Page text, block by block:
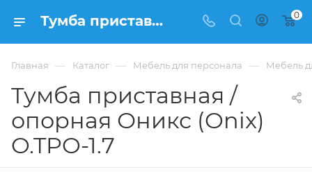
Тумба приставная / опорная Оникс (Onix) O.TPO-1.7 из ЛДСП купить в Москве, цена 13 592 ₽ - интернет-магазин ФРАНКОМ 0
Главная — Каталог — Мебель для персонала — Мебель
Тумба приставная /
опорная Оникс (Onix)
O.TPO-1.7